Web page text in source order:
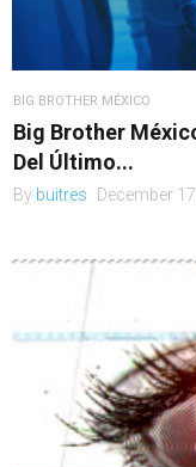
BIG BROTHER MÉXICO
Big Brother
Del Último...
By buitres December